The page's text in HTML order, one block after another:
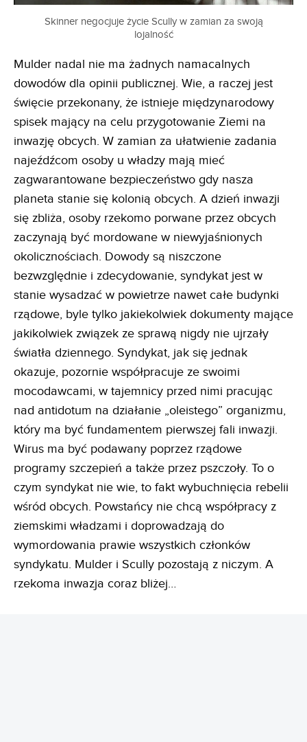
Skinner negocjuje życie Scully w zamian za swoją
lojalność
Mulder nadal nie ma żadnych namacalnych
dowodów dla opinii publicznej. Wie, a raczej jest
święcie przekonany, że istnieje międzynarodowy
spisek mający na celu przygotowanie Ziemi na
inwazję obcych. W zamian za ułatwienie zadania
najeźdźcom osoby u władzy mają mieć
zagwarantowane bezpieczeństwo gdy nasza
planeta stanie się kolonią obcych. A dzień inwazji
się zbliża, osoby rzekomo porwane przez obcych
zaczynają być mordowane w niewyjaśnionych
okolicznościach. Dowody są niszczone
bezwzględnie i zdecydowanie, syndykat jest w
stanie wysadzać w powietrze nawet całe budynki
rządowe, byle tylko jakiekolwiek dokumenty mające
jakikolwiek związek ze sprawą nigdy nie ujrzały
światła dziennego. Syndykat, jak się jednak
okazuje, pozornie współpracuje ze swoimi
mocodawcami, w tajemnicy przed nimi pracując
nad antidotum na działanie „oleistego” organizmu,
który ma być fundamentem pierwszej fali inwazji.
Wirus ma być podawany poprzez rządowe
programy szczepień a także przez pszczoły. To o
czym syndykat nie wie, to fakt wybuchnięcia rebelii
wśród obcych. Powstańcy nie chcą współpracy z
ziemskimi władzami i doprowadzają do
wymordowania prawie wszystkich członków
syndykatu. Mulder i Scully pozostają z niczym. A
rzekoma inwazja coraz bliżej…